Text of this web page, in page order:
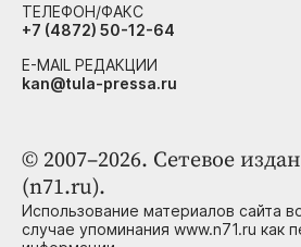
© 2007–2026. Сетевое
(n71.ru).
Использование материалов сайта
случае упоминания www.n71.ru как
ТЕЛЕФОН/ФАКС
+7 (4872) 50-12-64
E-MAIL РЕДАКЦИИ
kan@tula-pressa.ru